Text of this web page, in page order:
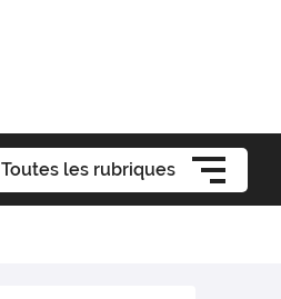
Toutes les rubriques